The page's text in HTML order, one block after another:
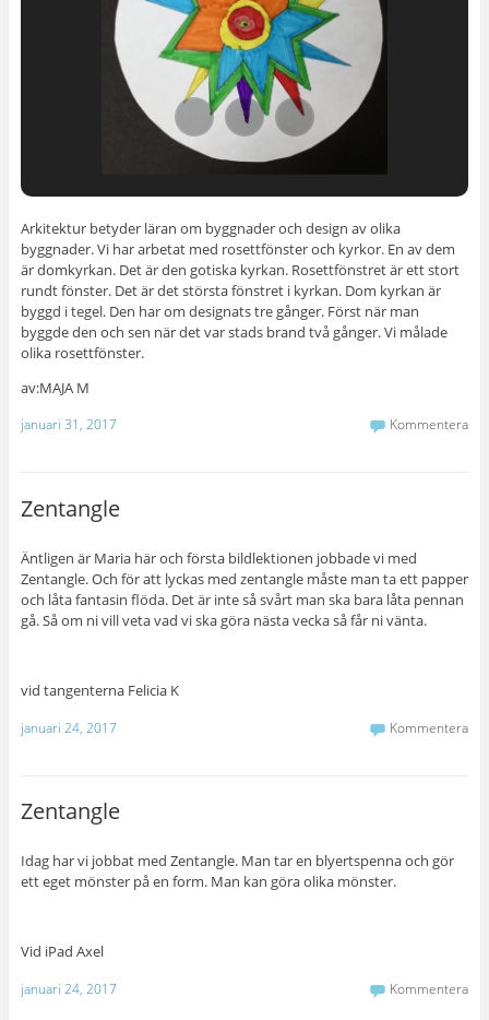
Arkitektur betyder läran om byggnader och design av olika
byggnader. Vi har arbetat med rosettfönster och kyrkor. En av dem
är domkyrkan. Det är den gotiska kyrkan. Rosettfönstret är ett stort
rundt fönster. Det är det största fönstret i kyrkan. Dom kyrkan är
byggd i tegel. Den har om designats tre gånger. Först när man
byggde den och sen när det var stads brand två gånger. Vi målade
olika rosettfönster.
av:MAJA M
januari 31, 2017 Kommentera
Zentangle
Äntligen är Maria här och första bildlektionen jobbade vi med
Zentangle. Och för att lyckas med zentangle måste man ta ett papper
och låta fantasin flöda. Det är inte så svårt man ska bara låta pennan
gå. Så om ni vill veta vad vi ska göra nästa vecka så får ni vänta.
vid tangenterna Felicia K
januari 24, 2017 Kommentera
Zentangle
Idag har vi jobbat med Zentangle. Man tar en blyertspenna och gör
ett eget mönster på en form. Man kan göra olika mönster.
Vid iPad Axel
januari 24, 2017 Kommentera